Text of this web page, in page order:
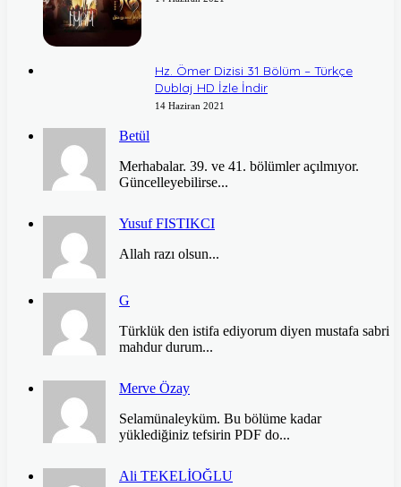
Hz. Ömer Dizisi 31 Bölüm – Türkçe
Dublaj HD İzle İndir
14 Haziran 2021
Betül
Merhabalar. 39. ve 41. bölümler açılmıyor.
Güncelleyebilirse...
Yusuf FISTIKCI
Allah razı olsun...
G
Türklük den istifa ediyorum diyen mustafa sabri
mahdur durum...
Merve Özay
Selamünaleyküm. Bu bölüme kadar
yüklediğiniz tefsirin PDF do...
Ali TEKELİOĞLU